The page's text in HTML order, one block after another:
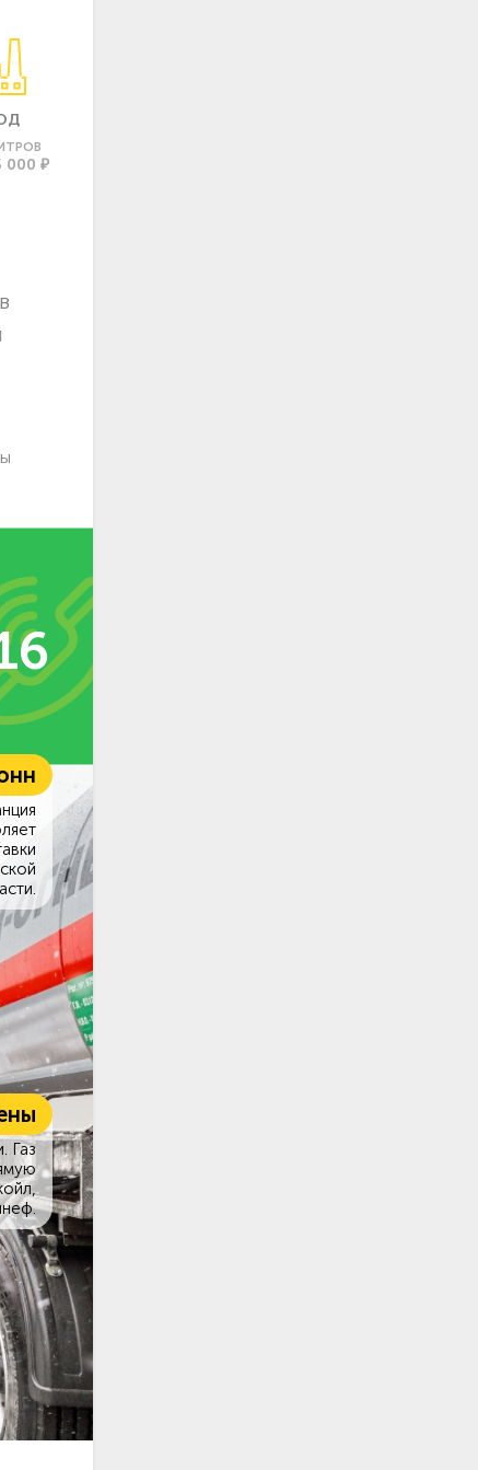
000 ₽
Газ